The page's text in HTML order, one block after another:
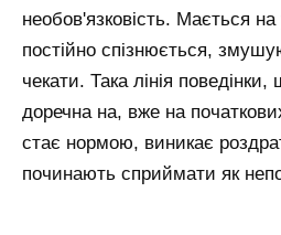
необов'язковість. Мається на
постійно спізнюється,
чекати. Така лінія
доречна на, вже на
стає нормою, виникає
починають сприймати як